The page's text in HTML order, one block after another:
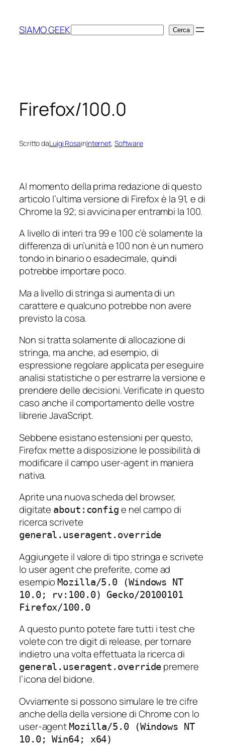
contenuto
SIAMO GEEKCerca Cerca
Firefox/100.0
Scritto daLuigi RosainInternet, Software
Al momento della prima redazione di questo
articolo l’ultima versione di Firefox è la 91, e di
Chrome la 92; si avvicina per entrambi la 100.
A livello di interi tra 99 e 100 c’è solamente la
differenza di un’unità e 100 non è un numero
tondo in binario o esadecimale, quindi
potrebbe importare poco.
Ma a livello di stringa si aumenta di un
carattere e qualcuno potrebbe non avere
previsto la cosa.
Non si tratta solamente di allocazione di
stringa, ma anche, ad esempio, di
espressione regolare applicata per eseguire
analisi statistiche o per estrarre la versione e
prendere delle decisioni. Verificate in questo
caso anche il comportamento delle vostre
librerie JavaScript.
Sebbene esistano estensioni per questo,
Firefox mette a disposizione le possibilità di
modificare il campo user-agent in maniera
nativa.
Aprite una nuova scheda del browser,
digitate about:config e nel campo di
ricerca scrivete
general.useragent.override
Aggiungete il valore di tipo stringa e scrivete
lo user agent che preferite, come ad
esempioMozilla/5.0 (Windows NT
10.0; rv:100.0) Gecko/20100101
Firefox/100.0
A questo punto potete fare tutti i test che
volete con tre digit di release, per tornare
indietro una volta effettuata la ricerca di
general.useragent.override premere
l’icona del bidone.
Ovviamente si possono simulare le tre cifre
anche della della versione di Chrome con lo
user-agent Mozilla/5.0 (Windows NT
10.0; Win64; x64)